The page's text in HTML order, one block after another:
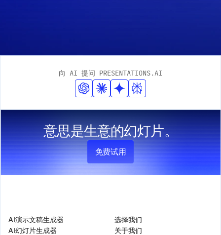
向 AI 提问 PRESENTATIONS.AI
意思是生意的幻灯片。
免费试用
AI演示文稿生成器
AI幻灯片生成器
选择我们
关于我们